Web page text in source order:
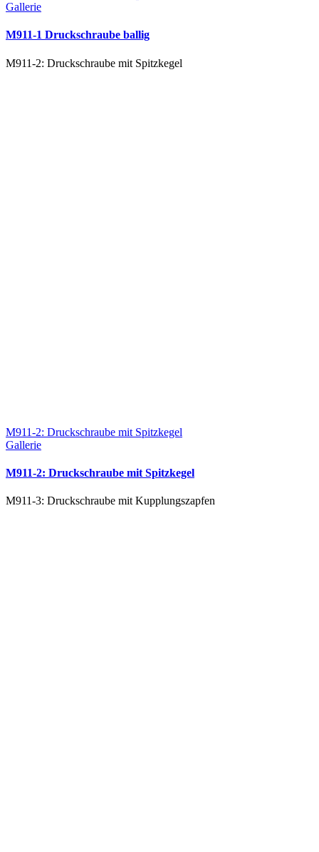
Gallerie
M911-1 Druckschraube ballig
M911-2: Druckschraube mit Spitzkegel
M911-2: Druckschraube mit Spitzkegel
Gallerie
M911-2: Druckschraube mit Spitzkegel
M911-3: Druckschraube mit Kupplungszapfen